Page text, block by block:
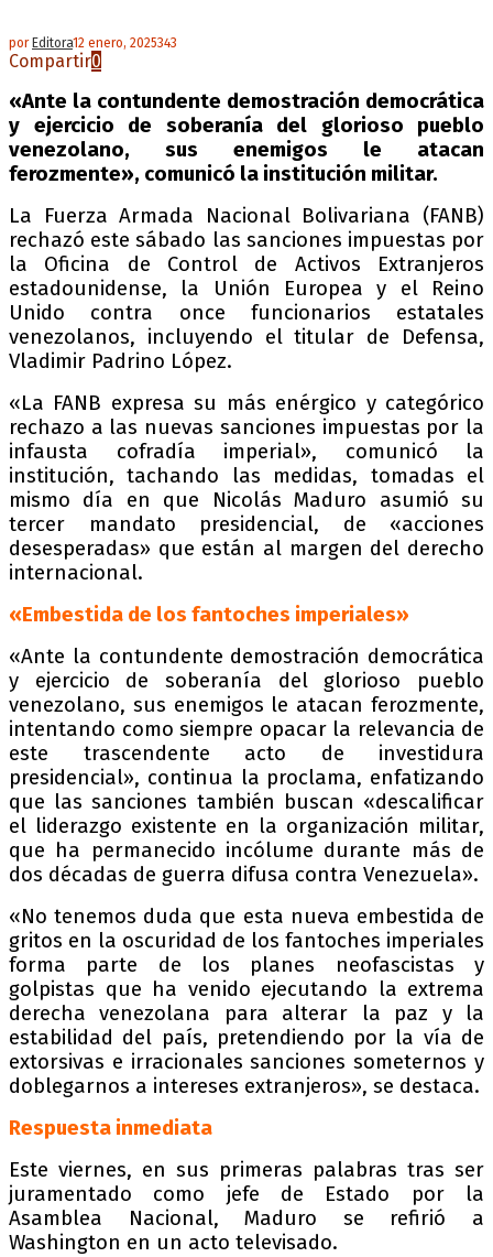
por Editora12 enero, 2025343
Compartir0
«Ante la contundente demostración democrática
y ejercicio de soberanía del glorioso pueblo
venezolano, sus enemigos le atacan
ferozmente», comunicó la institución militar.
La Fuerza Armada Nacional Bolivariana (FANB)
rechazó este sábado las sanciones impuestas por
la Oficina de Control de Activos Extranjeros
estadounidense, la Unión Europea y el Reino
Unido contra once funcionarios estatales
venezolanos, incluyendo el titular de Defensa,
Vladimir Padrino López.
«La FANB expresa su más enérgico y categórico
rechazo a las nuevas sanciones impuestas por la
infausta cofradía imperial», comunicó la
institución, tachando las medidas, tomadas el
mismo día en que Nicolás Maduro asumió su
tercer mandato presidencial, de «acciones
desesperadas» que están al margen del derecho
internacional.
«Embestida de los fantoches imperiales»
«Ante la contundente demostración democrática
y ejercicio de soberanía del glorioso pueblo
venezolano, sus enemigos le atacan ferozmente,
intentando como siempre opacar la relevancia de
este trascendente acto de investidura
presidencial», continua la proclama, enfatizando
que las sanciones también buscan «descalificar
el liderazgo existente en la organización militar,
que ha permanecido incólume durante más de
dos décadas de guerra difusa contra Venezuela».
«No tenemos duda que esta nueva embestida de
gritos en la oscuridad de los fantoches imperiales
forma parte de los planes neofascistas y
golpistas que ha venido ejecutando la extrema
derecha venezolana para alterar la paz y la
estabilidad del país, pretendiendo por la vía de
extorsivas e irracionales sanciones someternos y
doblegarnos a intereses extranjeros», se destaca.
Respuesta inmediata
Este viernes, en sus primeras palabras tras ser
juramentado como jefe de Estado por la
Asamblea Nacional, Maduro se refirió a
Washington en un acto televisado.